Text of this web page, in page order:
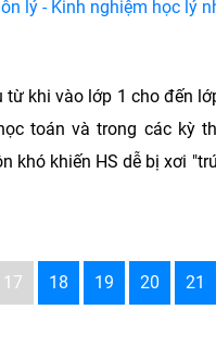
lý - Kinh nghiệm học lý
từ khi vào lớp 1 cho đến
toán và trong các kỳ
khó khiến HS dễ bị xơi
17 18 19 20 21